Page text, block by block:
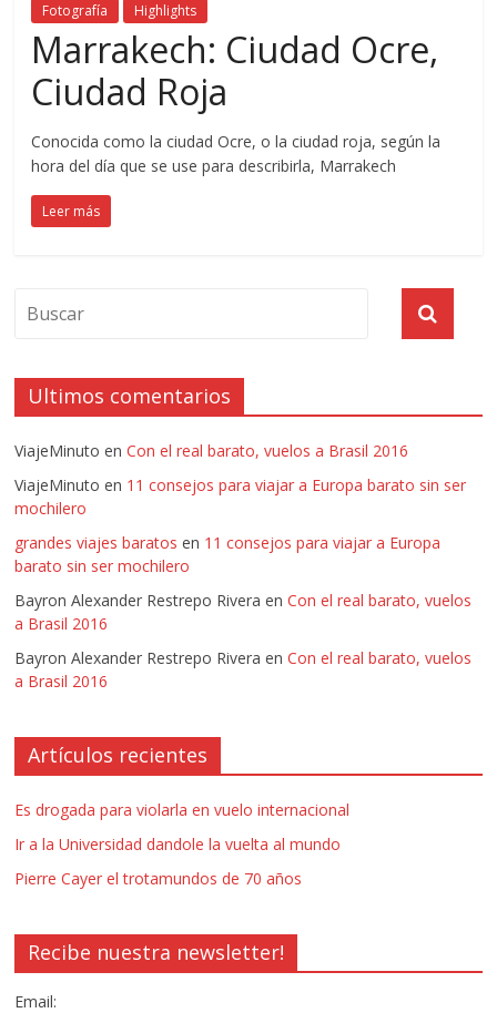
Fotografía Highlights
Marrakech: Ciudad Ocre,
Ciudad Roja
Conocida como la ciudad Ocre, o la ciudad roja, según la
hora del día que se use para describirla, Marrakech
Leer más
Ultimos comentarios
ViajeMinuto enCon el real barato, vuelos a Brasil 2016
ViajeMinuto en 11 consejos para viajar a Europa barato sin ser
mochilero
grandes viajes baratos en 11 consejos para viajar a Europa
barato sin ser mochilero
Bayron Alexander Restrepo Rivera enCon el real barato, vuelos
a Brasil 2016
Bayron Alexander Restrepo Rivera enCon el real barato, vuelos
a Brasil 2016
Artículos recientes
Es drogada para violarla en vuelo internacional
Ir a la Universidad dandole la vuelta al mundo
Pierre Cayer el trotamundos de 70 años
Recibe nuestra newsletter!
Email: